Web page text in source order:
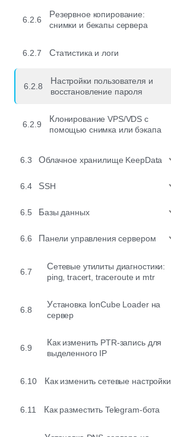
6.2.6
Резервное копирование:
снимки и бекапы сервера
6.2.7 Статистика и логи
6.2.8
Настройки пользователя и
восстановление пароля
6.2.9
Клонирование VPS/VDS с
помощью снимка или бэкапа
6.3 Облачное хранилище KeepData
6.4 SSH
6.5 Базы данных
6.6 Панели управления сервером
6.7
Сетевые утилиты диагностики:
ping, tracert, traceroute и mtr
6.8
Установка IonCube Loader на
сервер
6.9
Как изменить PTR-запись для
выделенного IP
6.10 Как изменить сетевые настройки
6.11 Как разместить Telegram-бота